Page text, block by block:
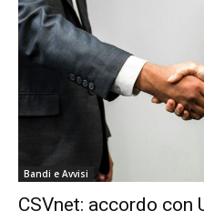
Bandi e Avvisi
CSVnet: accordo con